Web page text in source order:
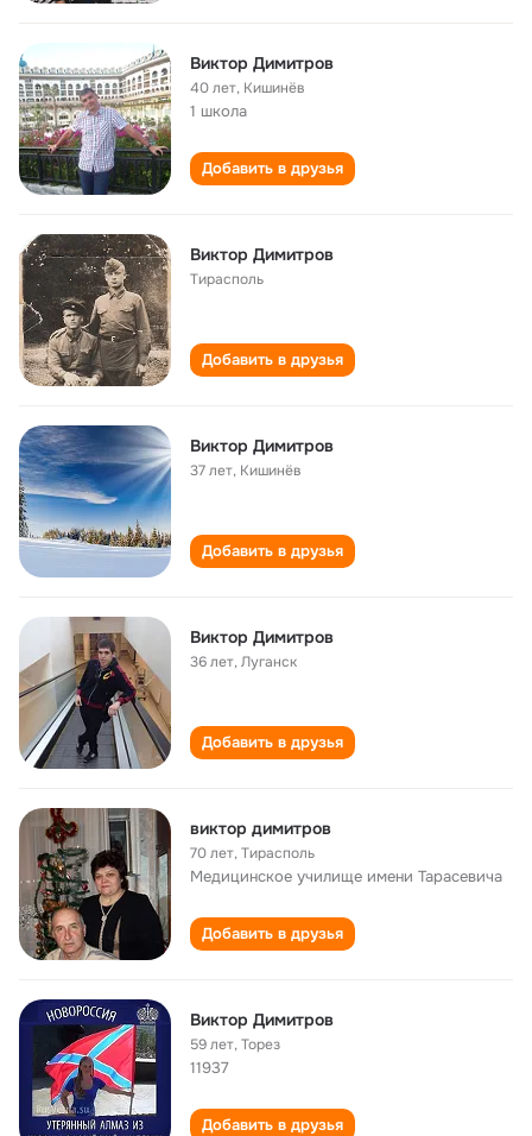
Виктор Димитров
40 лет, Кишинёв
1 школа
Добавить в друзья
Виктор Димитров
Тирасполь
Добавить в друзья
Виктор Димитров
37 лет, Кишинёв
Добавить в друзья
Виктор Димитров
36 лет,Луганск
Добавить в друзья
виктор димитров
70 лет,Тирасполь
Медицинское училище имени Тарасевича
Добавить в друзья
Виктор Димитров
59 лет,Торез
11937
Добавить в друзья